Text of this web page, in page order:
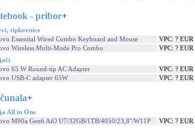
- pribor+
tipkovnice
Essential Wired Combo Keyboard and Mouse
VPC: ? EUR
Wireless Multi-Mode Pro Combo
VPC: ? EUR
65 W Round-tip AC Adapter
VPC: ? EUR
USB-C adapter 65W
VPC: ? EUR
+
All in One
M90a Gen6 AiO U7/32GB/1TB/4050/23,8''/W11P
VPC: ? EUR